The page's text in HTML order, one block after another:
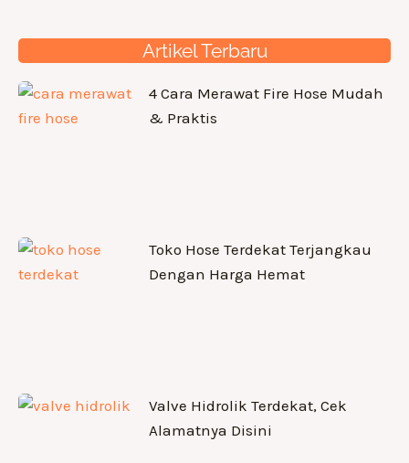
Artikel Terbaru
4 Cara Merawat Fire Hose Mudah
& Praktis
Toko Hose Terdekat Terjangkau
Dengan Harga Hemat
Valve Hidrolik Terdekat, Cek
Alamatnya Disini